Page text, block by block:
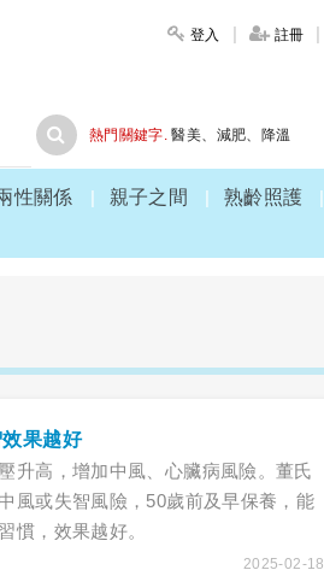
登入 註冊
熱門關鍵字. 醫美、 減肥、 降溫
性關係 親子之間 熟齡照護
果越好
升高，增加中風、心臟病風險。董氏
風或失智風險，50歲前及早保養，能
慣，效果越好。
2025-02-18